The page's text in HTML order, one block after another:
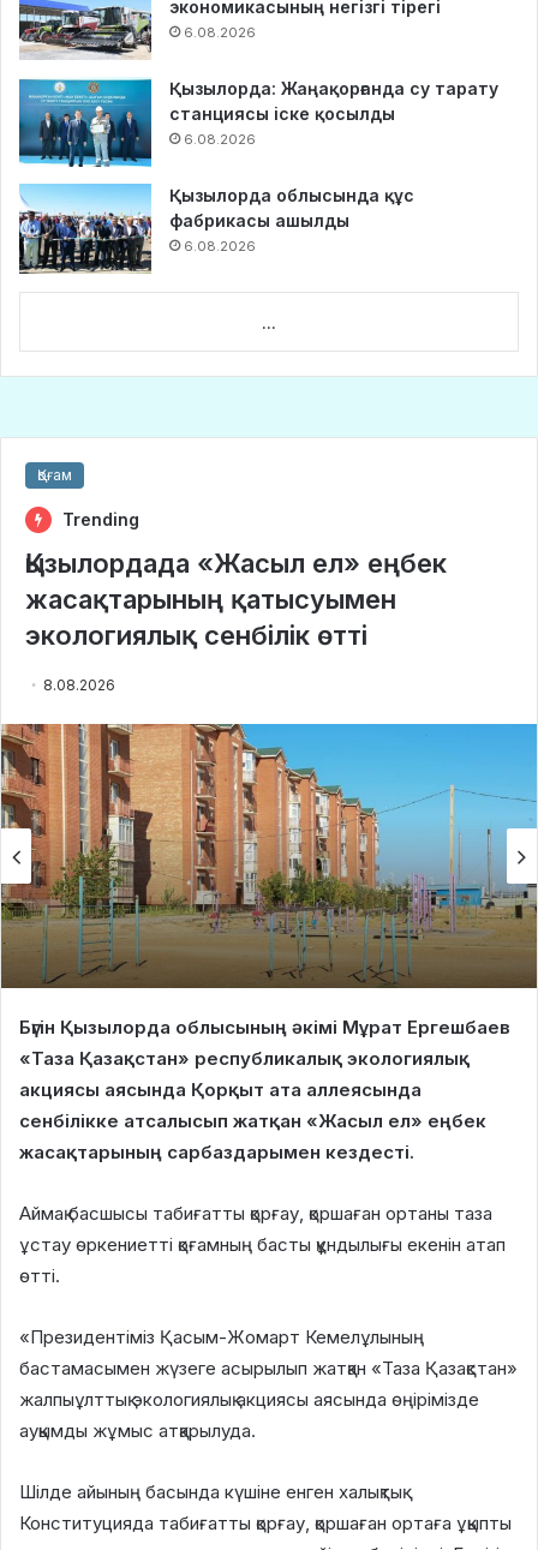
экономикасының негізгі тірегі
6.08.2026
Қызылорда: Жаңақорғанда су тарату
станциясы іске қосылды
6.08.2026
Қызылорда облысында құс
фабрикасы ашылды
6.08.2026
...